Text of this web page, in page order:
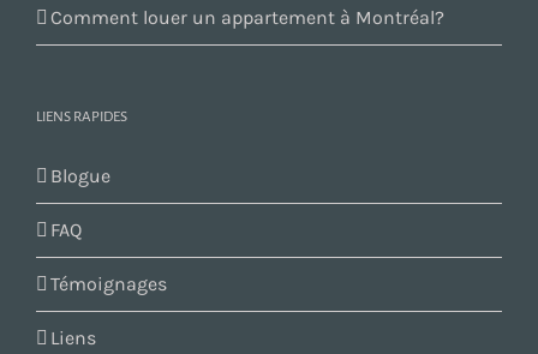
Comment louer un appartement à Montréal?
LIENS RAPIDES
Blogue
FAQ
Témoignages
Liens